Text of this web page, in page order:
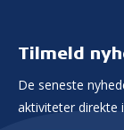
Tilmeld
De seneste
aktiviteter direkte